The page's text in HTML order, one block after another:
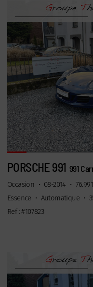
PORSCHE 991 991
Occasion • 08-2014 •
Essence • Automatique •
Ref : #107823